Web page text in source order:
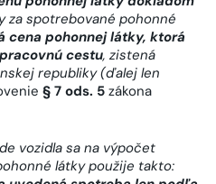
za spotrebované pohonné
cena pohonnej látky, ktorá
cestu, zistená
republiky (ďalej len
§ 7 ods. 5 zákona
vozidla sa na výpočet
látky použije takto: